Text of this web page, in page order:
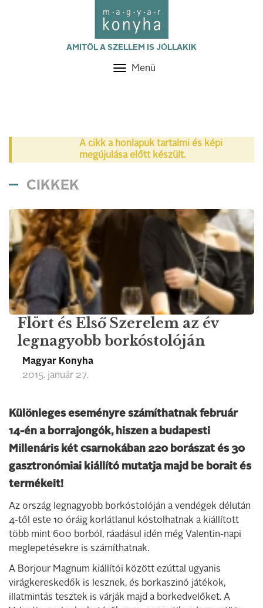
AMITŐL A SZELLEM IS JÓLLAKIK
Toggle
Menü
A cikk a honlapuk tartalmi és képi
megújulása előtt készült.
CIKKEK
Flört és Első Szerelem az év
legnagyobb borkóstolóján
Magyar Konyha
2015. január 27.
Különleges eseményre számíthatnak február
14-én a borrajongók, hiszen a budapesti
Millenáris két csarnokában 220 borászat és 30
gasztronómiai kiállító mutatja majd be borait és
termékeit!
Az ország legnagyobb borkóstolóján a vendégek délután
4-től este 10 óráig korlátlanul kóstolhatnak a kiállított
több mint 600 borból, ráadásul idén még Valentin-napi
meglepetésekre is számíthatnak.
A Borjour Magnum kiállítói között ezúttal ugyanis
virágkereskedők is lesznek, és borkaszinó játékok,
illatmintás tesztek is várják majd a borkedvelőket. A